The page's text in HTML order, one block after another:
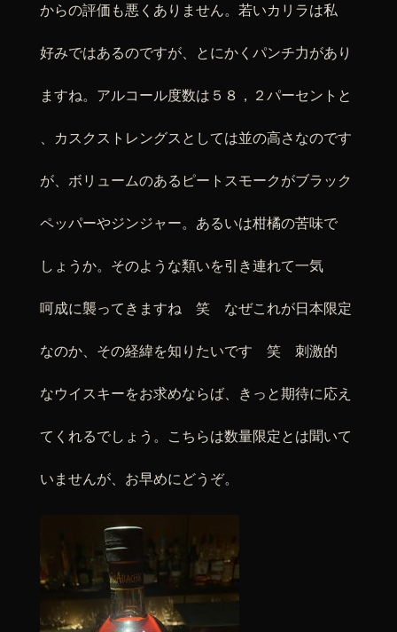
からの評価も悪くありません。若いカリラは私
好みではあるのですが、とにかくパンチ力があり
ますね。アルコール度数は５８，２パーセントと
、カスクストレングスとしては並の高さなのです
が、ボリュームのあるピートスモークがブラック
ペッパーやジンジャー。あるいは柑橘の苦味で
しょうか。そのような類いを引き連れて一気
呵成に襲ってきますね 笑 なぜこれが日本限定
なのか、その経緯を知りたいです 笑 刺激的
なウイスキーをお求めならば、きっと期待に応え
てくれるでしょう。こちらは数量限定とは聞いて
いませんが、お早めにどうぞ。